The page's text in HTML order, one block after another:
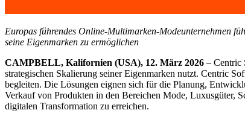
Europas führendes Online-Multimarken-Modeunternehmen
seine Eigenmarken zu ermöglichen
CAMPBELL, Kalifornien (USA), 12. März 2026 – Centric
strategischen Skalierung seiner Eigenmarken nutzt. Centric
begleiten. Die Lösungen eignen sich für die Planung,
Verkauf von Produkten in den Bereichen Mode, Luxusgüter,
digitalen Transformation zu erreichen.